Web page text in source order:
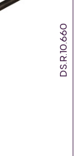
DS.R.10.660